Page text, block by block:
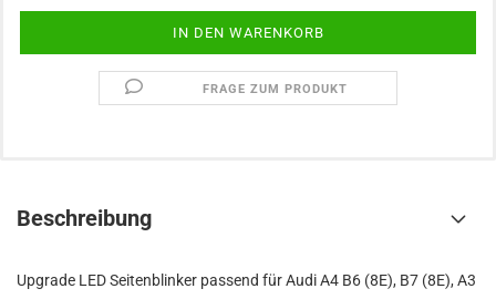
FRAGE ZUM PRODUKT
Beschreibung
Upgrade LED Seitenblinker passend für Audi A4 B6 (8E), B7 (8E), A3